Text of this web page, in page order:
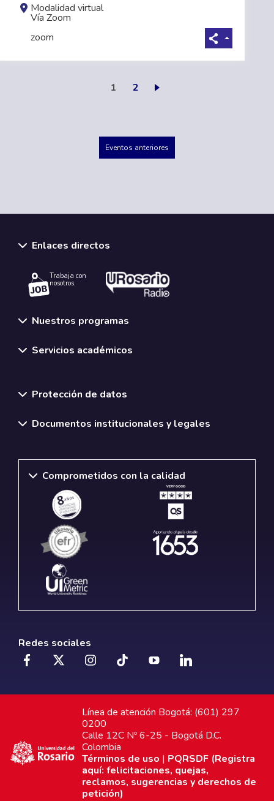
Modalidad virtual
Vía Zoom
zoom
Página actual
1 Page
2
Eventos anteriores
Enlaces directos
Trabaja con
nosotros.
Nuestros programas
Servicios académicos
Protección de datos
Documentos institucionales y legales
Comprometidos con la calidad
Redes sociales
Línea de atención Bogotá: (601) 297
0200
Calle 12C Nº 6-25 - Bogotá D.C.
Colombia
Términos de uso | PQRSDF (Registra
aquí: felicitaciones, quejas,
reclamos, sugerencias y derechos de
petición)